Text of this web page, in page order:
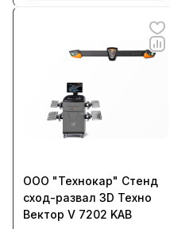
ООО "Технокар" Стенд
сход-развал 3D Техно
Вектор V 7202 KAB